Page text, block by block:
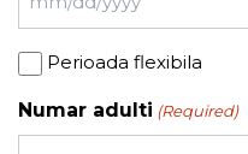
MM
DD
slash
Perioada
Perioada flexibila
Numar adulti (Required)